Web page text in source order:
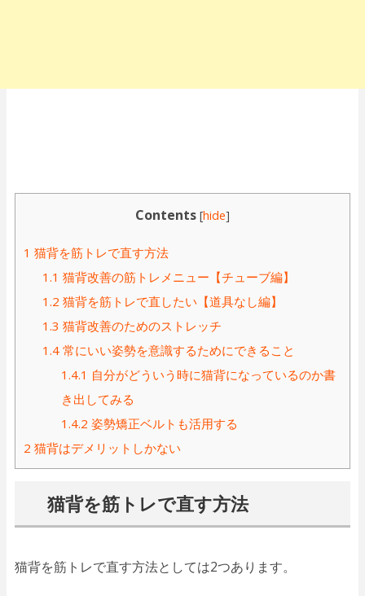
Contents [hide]
1 猫背を筋トレで直す方法
1.1 猫背改善の筋トレメニュー【チューブ編】
1.2 猫背を筋トレで直したい【道具なし編】
1.3 猫背改善のためのストレッチ
1.4常にいい姿勢を意識するためにできること
1.4.1 自分がどういう時に猫背になっているのか書
き出してみる
1.4.2 姿勢矯正ベルトも活用する
2 猫背はデメリットしかない
猫背を筋トレで直す方法
猫背を筋トレで直す方法としては2つあります。